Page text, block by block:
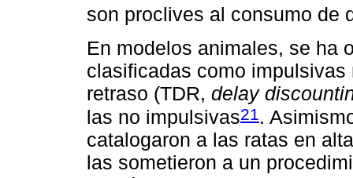
son proclives al consumo de
En modelos animales, se ha
clasificadas como
retraso (TDR, delay
las no impulsivas21.
catalogaron a las ratas en
las sometieron a un